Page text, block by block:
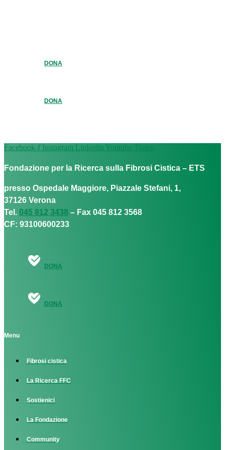
DONA
DONA
Facebook-f Instagram Linkedin Youtube Tiktok
Fondazione per la Ricerca sulla Fibrosi Cistica – ETS
presso Ospedale Maggiore, Piazzale Stefani, 1,
37126 Verona
Tel. 045 812 3438 – Fax 045 812 3568
CF: 93100600233
DONA
DONA
Menu
Fibrosi cistica
La Ricerca FFC
Sostienici
La Fondazione
Community